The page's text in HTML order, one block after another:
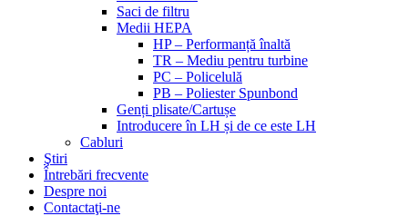
Saci de filtru
Medii HEPA
HP – Performanță înaltă
TR – Mediu pentru turbine
PC – Policelulă
PB – Poliester Spunbond
Genți plisate/Cartușe
Introducere în LH și de ce este LH
Cabluri
Ştiri
Întrebări frecvente
Despre noi
Contactaţi-ne